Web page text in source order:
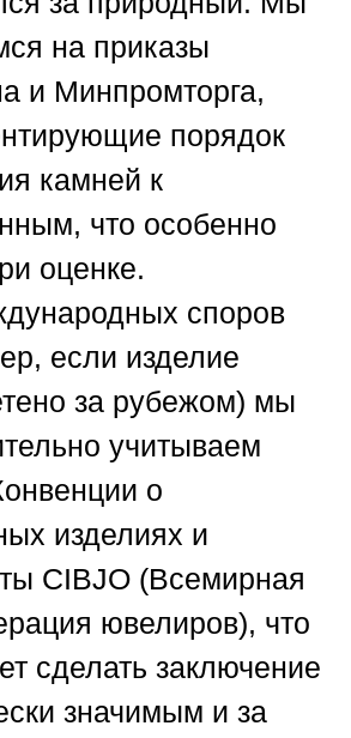
на приказы
и Минпромторга,
порядок
камней к
что особенно
оценке.
споров
если изделие
за рубежом) мы
учитываем
о
изделиях и
CIBJO (Всемирная
ювелиров), что
сделать заключение
значимым и за